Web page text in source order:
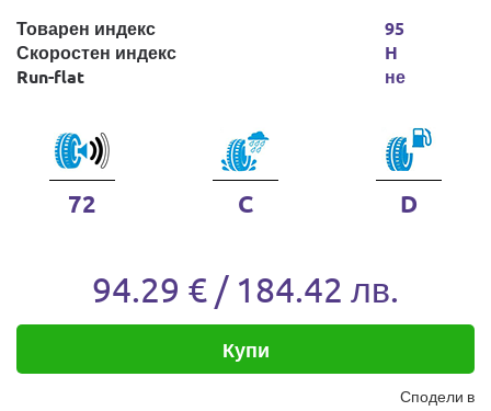
Товарен индекс
Скоростен индекс
Run-flat
95
H
не
72 C D
94.29 € / 184.42 лв.
Купи
Сподели в